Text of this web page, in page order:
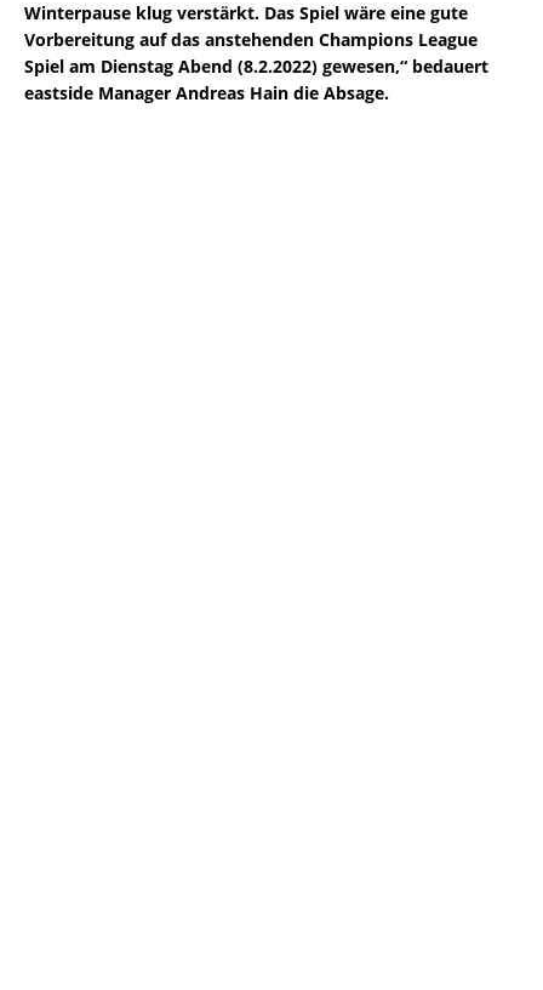
Winterpause klug verstärkt. Das Spiel wäre eine gute
Vorbereitung auf das anstehenden Champions League
Spiel am Dienstag Abend (8.2.2022) gewesen,“ bedauert
eastside Manager Andreas Hain die Absage.